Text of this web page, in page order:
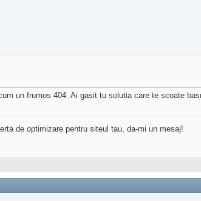
un frumos 404. Ai gasit tu solutia care te scoate
de optimizare pentru siteul tau, da-mi un mesaj!